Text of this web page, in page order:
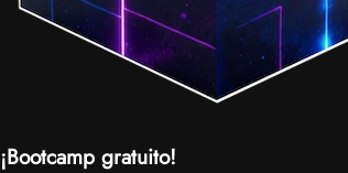
¡Bootcamp gratuito!